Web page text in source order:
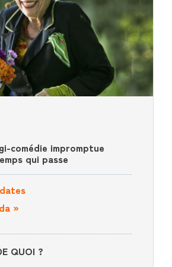
comédie impromptue
qui passe
»
QUOI ?